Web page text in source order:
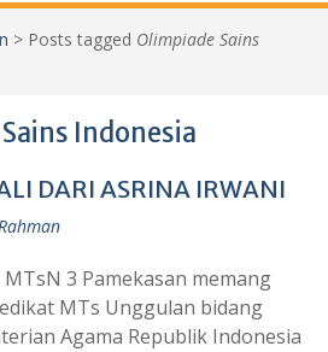
> Posts tagged Olimpiade Sains
Indonesia
DARI ASRINA IRWANI
MTsN 3 Pamekasan memang
MTs Unggulan bidang
Agama Republik Indonesia